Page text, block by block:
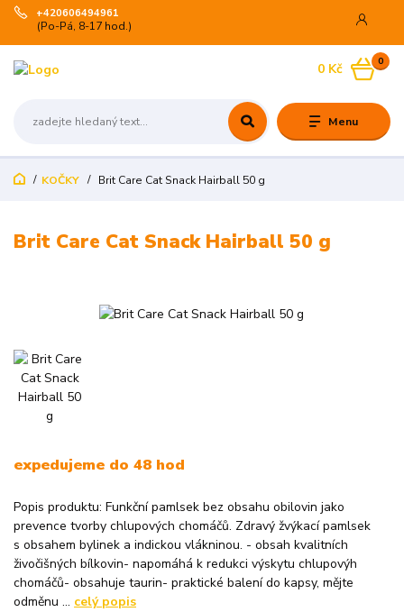
Menu
+420606494961
(Po-Pá, 8-17 hod.)
0
0 Kč
KOČKY Brit Care Cat Snack Hairball 50 g
Brit Care Cat Snack Hairball 50 g
expedujeme do 48 hod
Popis produktu: Funkční pamlsek bez obsahu obilovin jako
prevence tvorby chlupových chomáčů. Zdravý žvýkací pamlsek
s obsahem bylinek a indickou vlákninou. - obsah kvalitních
živočišných bílkovin- napomáhá k redukci výskytu chlupovýh
chomáčů- obsahuje taurin- praktické balení do kapsy, mějte
odměnu ... celý popis